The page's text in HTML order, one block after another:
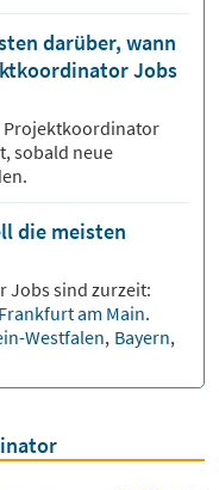
darüber, wann
Jobs
Projektkoordinator
sobald neue
die meisten
Jobs sind zurzeit:
Frankfurt am Main.
Westfalen, Bayern,